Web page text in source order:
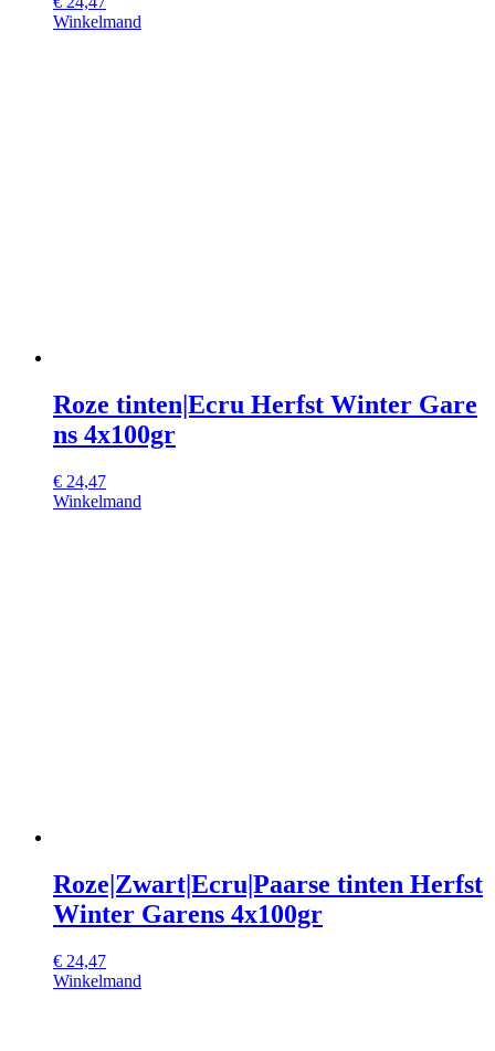
Winkelmand
Roze tinten|Ecru Herfst Winter Gare
ns 4x100gr
€ 24,47
Winkelmand
Roze|Zwart|Ecru|Paarse tinten Herfst
Winter Garens 4x100gr
€ 24,47
Winkelmand